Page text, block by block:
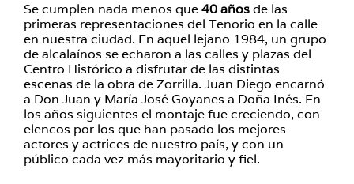
Se cumplen nada menos que40 añosde las
primeras representaciones del Tenorio en la calle
en nuestra ciudad. En aquel lejano 1984, un grupo
de alcalaínos se echaron a las calles y plazas del
Centro Histórico a disfrutar de las distintas
escenas de la obra de Zorrilla. Juan Diego encarnó
a Don Juan y María José Goyanes a Doña Inés. En
los años siguientes el montaje fue creciendo, con
elencos por los que han pasado los mejores
actores y actrices de nuestro país, y con un
público cada vez más mayoritario y fiel.